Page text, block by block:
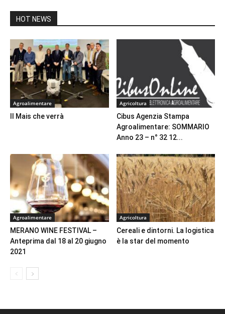
HOT NEWS
Agroalimentare
Il Mais che verrà
Agricoltura
Cibus Agenzia Stampa
Agroalimentare: SOMMARIO
Anno 23 – n° 32 12...
Agroalimentare
MERANO WINE FESTIVAL –
Anteprima dal 18 al 20 giugno
2021
Agricoltura
Cereali e dintorni. La logistica
è la star del momento